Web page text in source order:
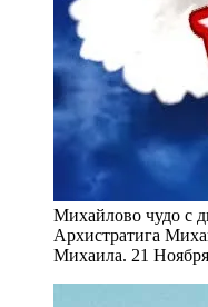
Михайлово чудо с
Архистратига
Михаила. 21